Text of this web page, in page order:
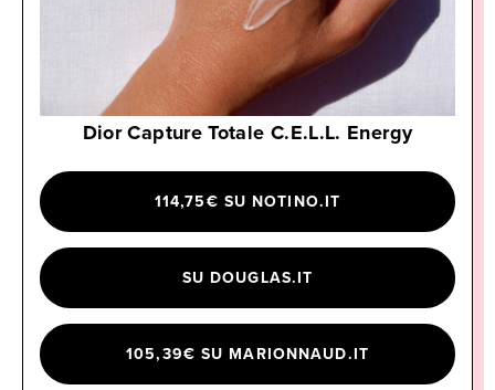
Dior Capture Totale C.E.L.L. Energy
114,75€ SU NOTINO.IT
SU DOUGLAS.IT
105,39€ SU MARIONNAUD.IT